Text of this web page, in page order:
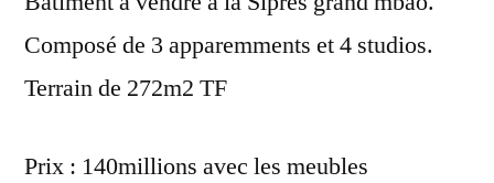
Composé de 3 apparemments et 4 studios.
Terrain de 272m2 TF
Prix : 140millions avec les meubles